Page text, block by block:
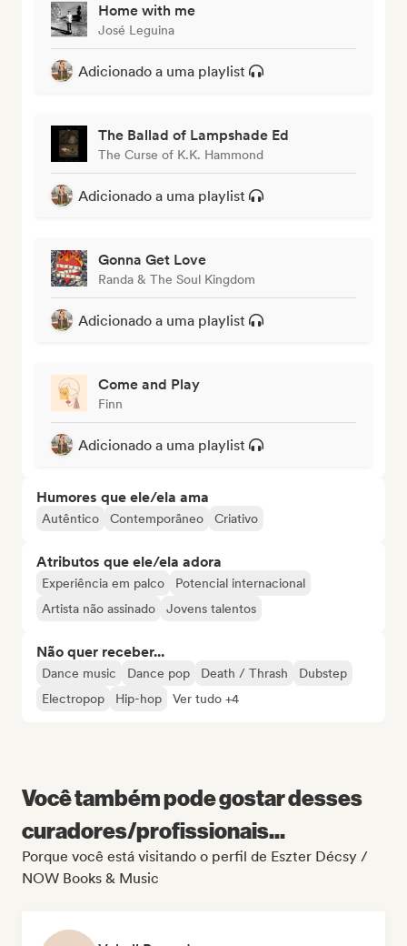
Home with me
José Leguina
Adicionado a uma playlist
The Ballad of Lampshade Ed
The Curse of K.K. Hammond
Adicionado a uma playlist
Gonna Get Love
Randa & The Soul Kingdom
Adicionado a uma playlist
Come and Play
Finn
Adicionado a uma playlist
Humores que ele/ela ama
Autêntico Contemporâneo Criativo
Atributos que ele/ela adora
Experiência em palco
Potencial internacional
Artista não assinado
Jovens talentos
Não quer receber...
Dance music Dance pop Death / Thrash
Dubstep
Electropop
Hip-hop Ver tudo +4
Você também pode gostar desses
curadores/profissionais...
Porque você está visitando o perfil de Eszter Décsy /
NOW Books & Music